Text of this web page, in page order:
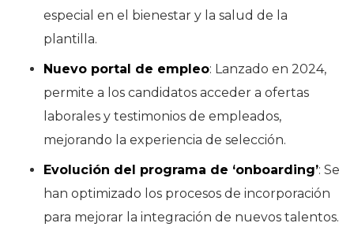
especial en el bienestar y la salud de la
plantilla.
Nuevo portal de empleo: Lanzado en 2024,
permite a los candidatos acceder a ofertas
laborales y testimonios de empleados,
mejorando la experiencia de selección.
Evolución del programa de ‘onboarding’: Se
han optimizado los procesos de incorporación
para mejorar la integración de nuevos talentos.